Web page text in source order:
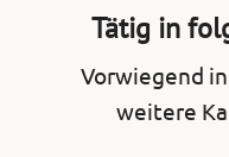
Tätig in
Vorwiegend
weitere